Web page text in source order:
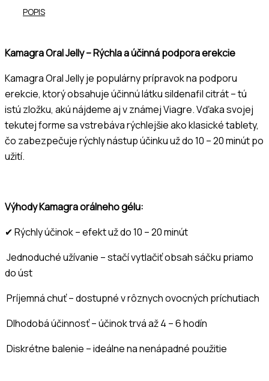
POPIS
Kamagra Oral Jelly – Rýchla a účinná podpora erekcie
Kamagra Oral Jelly je populárny prípravok na podporu
erekcie, ktorý obsahuje účinnú látku sildenafil citrát – tú
istú zložku, akú nájdeme aj v známej Viagre. Vďaka svojej
tekutej forme sa vstrebáva rýchlejšie ako klasické tablety,
čo zabezpečuje rýchly nástup účinku už do 10 – 20 minút po
užití.
Výhody Kamagra orálneho gélu:
✔ Rýchly účinok – efekt už do 10 – 20 minút
Jednoduché užívanie – stačí vytlačiť obsah sáčku priamo
do úst
Príjemná chuť – dostupné v rôznych ovocných príchutiach
Dlhodobá účinnosť – účinok trvá až 4 – 6 hodín
Diskrétne balenie – ideálne na nenápadné použitie